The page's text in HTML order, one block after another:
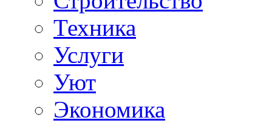
Техника
Услуги
Уют
Экономика